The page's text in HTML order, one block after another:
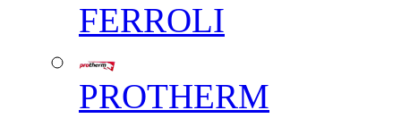
FERROLI
PROTHERM